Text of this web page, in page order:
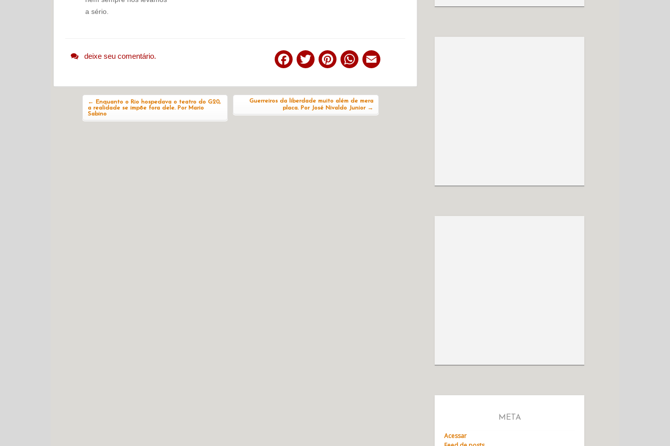
a sério.
deixe seu comentário.
Facebook
Twitter PinterestWhatsApp
←
Enquanto o Rio hospedava o teatro do G20,
a realidade se impõe fora dele. Por Mario
Sabino
Guerreiros da liberdade muito além de mera
placa. Por José Nivaldo Junior →
META
Acessar